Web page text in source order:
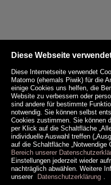
Diese Webseite
Diese Internetseite verwendet
Matomo (ehemals Piwik) für die
einige Cookies uns helfen, die
Website zu verbessern oder
sind andere für bestimmte
notwendig. Sie können selbst
Cookies zustimmen. Sie können
per Klick auf die Schaltfläche
individuelle Auswahl treffen
auf die Schaltfläche „Notwendige
Bereich unserer
Einstellungen jederzeit wieder
nachträglich abwählen. Weitere
unserer Datenschutzerklärung